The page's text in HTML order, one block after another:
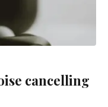
cancelling